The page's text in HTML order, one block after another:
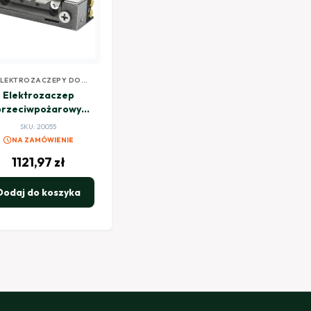
DO
DOSTĘPU
Elektrozaczep
XSHD24R-C
DC rewersyjny z
SKU: 20055
scheduleNA ZAMÓWIENIE
1121,97 zł
do koszyka